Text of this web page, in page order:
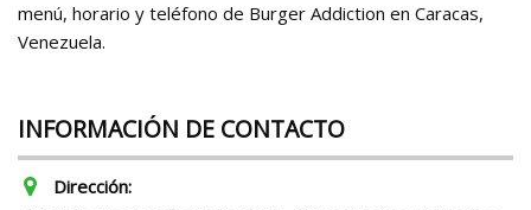
menú, horario y teléfono de Burger Addiction en Caracas,
Venezuela.
INFORMACIÓN DE CONTACTO
Dirección: